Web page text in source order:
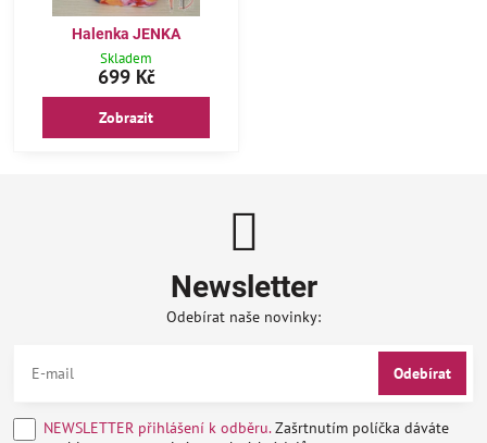
Halenka JENKA
Skladem
699 Kč
Zobrazit
Newsletter
Odebírat naše novinky:
Odebírat
NEWSLETTER přihlášení k odběru.Zašrtnutím políčka dáváte